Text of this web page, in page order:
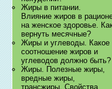
Жиры в питании.
Влияние жиров в
на женское здоровье.
вернуть месячные?
Жиры и углеводы. Какое
соотношение жиров и
углеводов должно быть?
Жиры. Полезные жиры,
вредные жиры,
трансжиры. Свойства